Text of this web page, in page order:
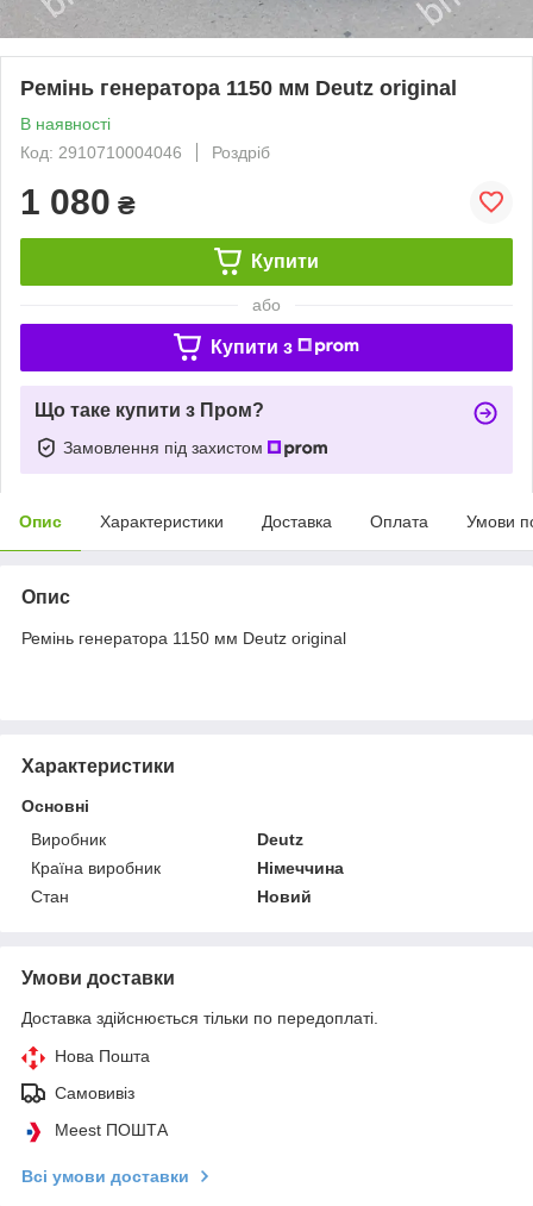
Ремінь генератора 1150 мм Deutz original
В наявності
Код: 2910710004046
Роздріб
1 080 ₴
Купити
або
Купити з
Що таке купити з Пром?
Замовлення під захистом
Опис Характеристики Доставка Оплата Умови
Опис
Ремінь генератора 1150 мм Deutz original
Характеристики
Основні
Виробник
Deutz
Країна виробник
Німеччина
Стан
Новий
Умови доставки
Доставка здійснюється тільки по передоплаті.
Нова Пошта
Самовивіз
Meest ПОШТА
Всі умови доставки